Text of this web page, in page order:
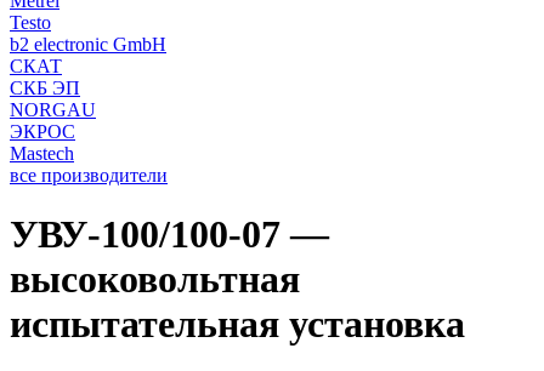
Testo
b2 electronic GmbH
СКАТ
СКБ ЭП
NORGAU
ЭКРОС
Mastech
все производители
УВУ-100/100-07 —
высоковольтная
испытательная установка